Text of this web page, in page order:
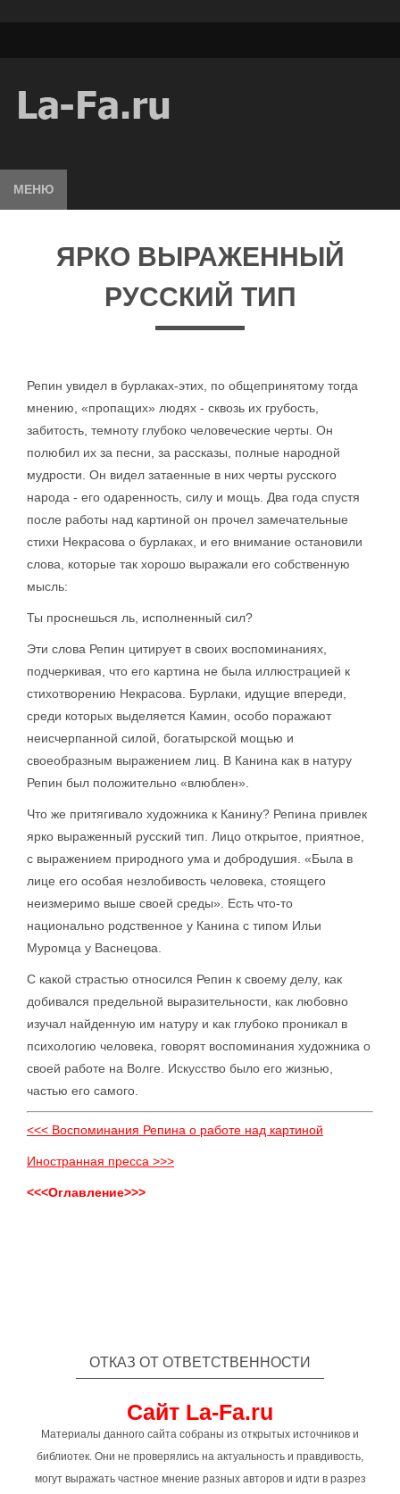
МЕНЮ
ЯРКО ВЫРАЖЕННЫЙ
РУССКИЙ ТИП
Репин увидел в бурлаках-этих, по общепринятому тогда
мнению, «пропащих» людях - сквозь их грубость,
забитость, темноту глубоко человеческие черты. Он
полюбил их за песни, за рассказы, полные народной
мудрости. Он видел затаенные в них черты русского
народа - его одаренность, силу и мощь. Два года спустя
после работы над картиной он прочел замечательные
стихи Некрасова о бурлаках, и его внимание остановили
слова, которые так хорошо выражали его собственную
мысль:
Ты проснешься ль, исполненный сил?
Эти слова Репин цитирует в своих воспоминаниях,
подчеркивая, что его картина не была иллюстрацией к
стихотворению Некрасова. Бурлаки, идущие впереди,
среди которых выделяется Камин, особо поражают
неисчерпанной силой, богатырской мощью и
своеобразным выражением лиц. В Канина как в натуру
Репин был положительно «влюблен».
Что же притягивало художника к Канину? Репина привлек
ярко выраженный русский тип. Лицо открытое, приятное,
с выражением природного ума и добродушия. «Была в
лице его особая незлобивость человека, стоящего
неизмеримо выше своей среды». Есть что-то
национально родственное у Канина с типом Ильи
Муромца у Васнецова.
С какой страстью относился Репин к своему делу, как
добивался предельной выразительности, как любовно
изучал найденную им натуру и как глубоко проникал в
психологию человека, говорят воспоминания художника о
своей работе на Волге. Искусство было его жизнью,
частью его самого.
<<< Воспоминания Репина о работе над картиной
Иностранная пресса >>>
<<<Оглавление>>>
ОТКАЗ ОТ ОТВЕТСТВЕННОСТИ
Сайт La-Fa.ru
Материалы данного сайта собраны из открытых источников и
библиотек. Они не проверялись на актуальность и правдивость,
могут выражать частное мнение разных авторов и идти в разрез